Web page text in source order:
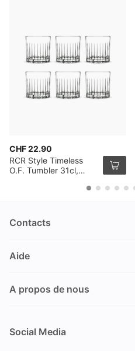
CHF 22.90
RCR Style Timeless
O.F. Tumbler 31cl,
Contacts
Nüschelerstrasse 35
Suisse
info@drinks.ch
Aide
Processus de commande
Livraison & Pick-up
A propos de nous
A propos de nous
Social Media